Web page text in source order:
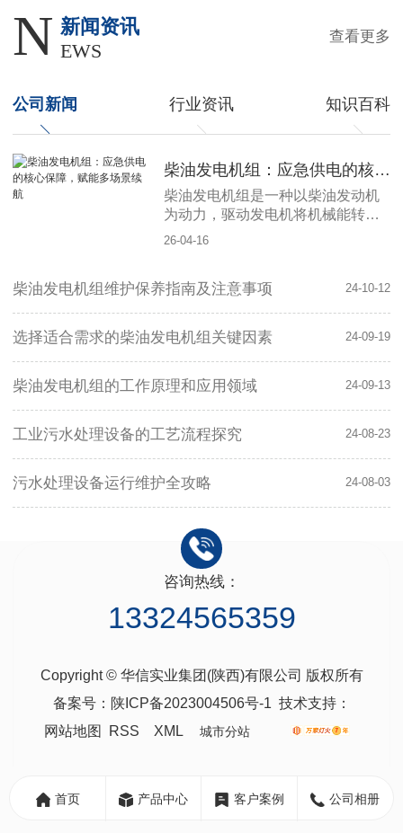
N 新闻资讯
EWS
查看更多
公司新闻 行业资讯 知识百科
柴油发电机组：应急供电的核心保障，赋能多场景续航
柴油发电机组是一种以柴油发动机
为动力，驱动发电机将机械能转化
为电能的成套供电设备，凭借..、可
为生产生活、工程建设等场景筑牢
定可靠与快速启动。柴油发动机动
力强劲，适应高温、低温、高海拔
等复杂工况，可在市电中断后几秒
内启动供电，避免
26-04-16
柴油发电机组维护保养指南及注意事项 24-10-12
选择适合需求的柴油发电机组关键因素 24-09-19
柴油发电机组的工作原理和应用领域 24-09-13
工业污水处理设备的工艺流程探究 24-08-23
污水处理设备运行维护全攻略 24-08-03
咨询热线：
13324565359
Copyright © 华信实业集团(陕西)有限公司 版权所有
备案号： 陕ICP备2023004506号-1 技术支持：
网站地图
RSS XML 城市分站
城
西
首页 产品中心 客户案例 公司相册